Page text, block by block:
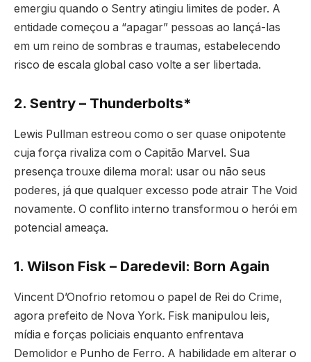
emergiu quando o Sentry atingiu limites de poder. A
entidade começou a “apagar” pessoas ao lançá-las
em um reino de sombras e traumas, estabelecendo
risco de escala global caso volte a ser libertada.
2. Sentry – Thunderbolts*
Lewis Pullman estreou como o ser quase onipotente
cuja força rivaliza com o Capitão Marvel. Sua
presença trouxe dilema moral: usar ou não seus
poderes, já que qualquer excesso pode atrair The Void
novamente. O conflito interno transformou o herói em
potencial ameaça.
1. Wilson Fisk – Daredevil: Born Again
Vincent D’Onofrio retomou o papel de Rei do Crime,
agora prefeito de Nova York. Fisk manipulou leis,
mídia e forças policiais enquanto enfrentava
Demolidor e Punho de Ferro. A habilidade em alterar o